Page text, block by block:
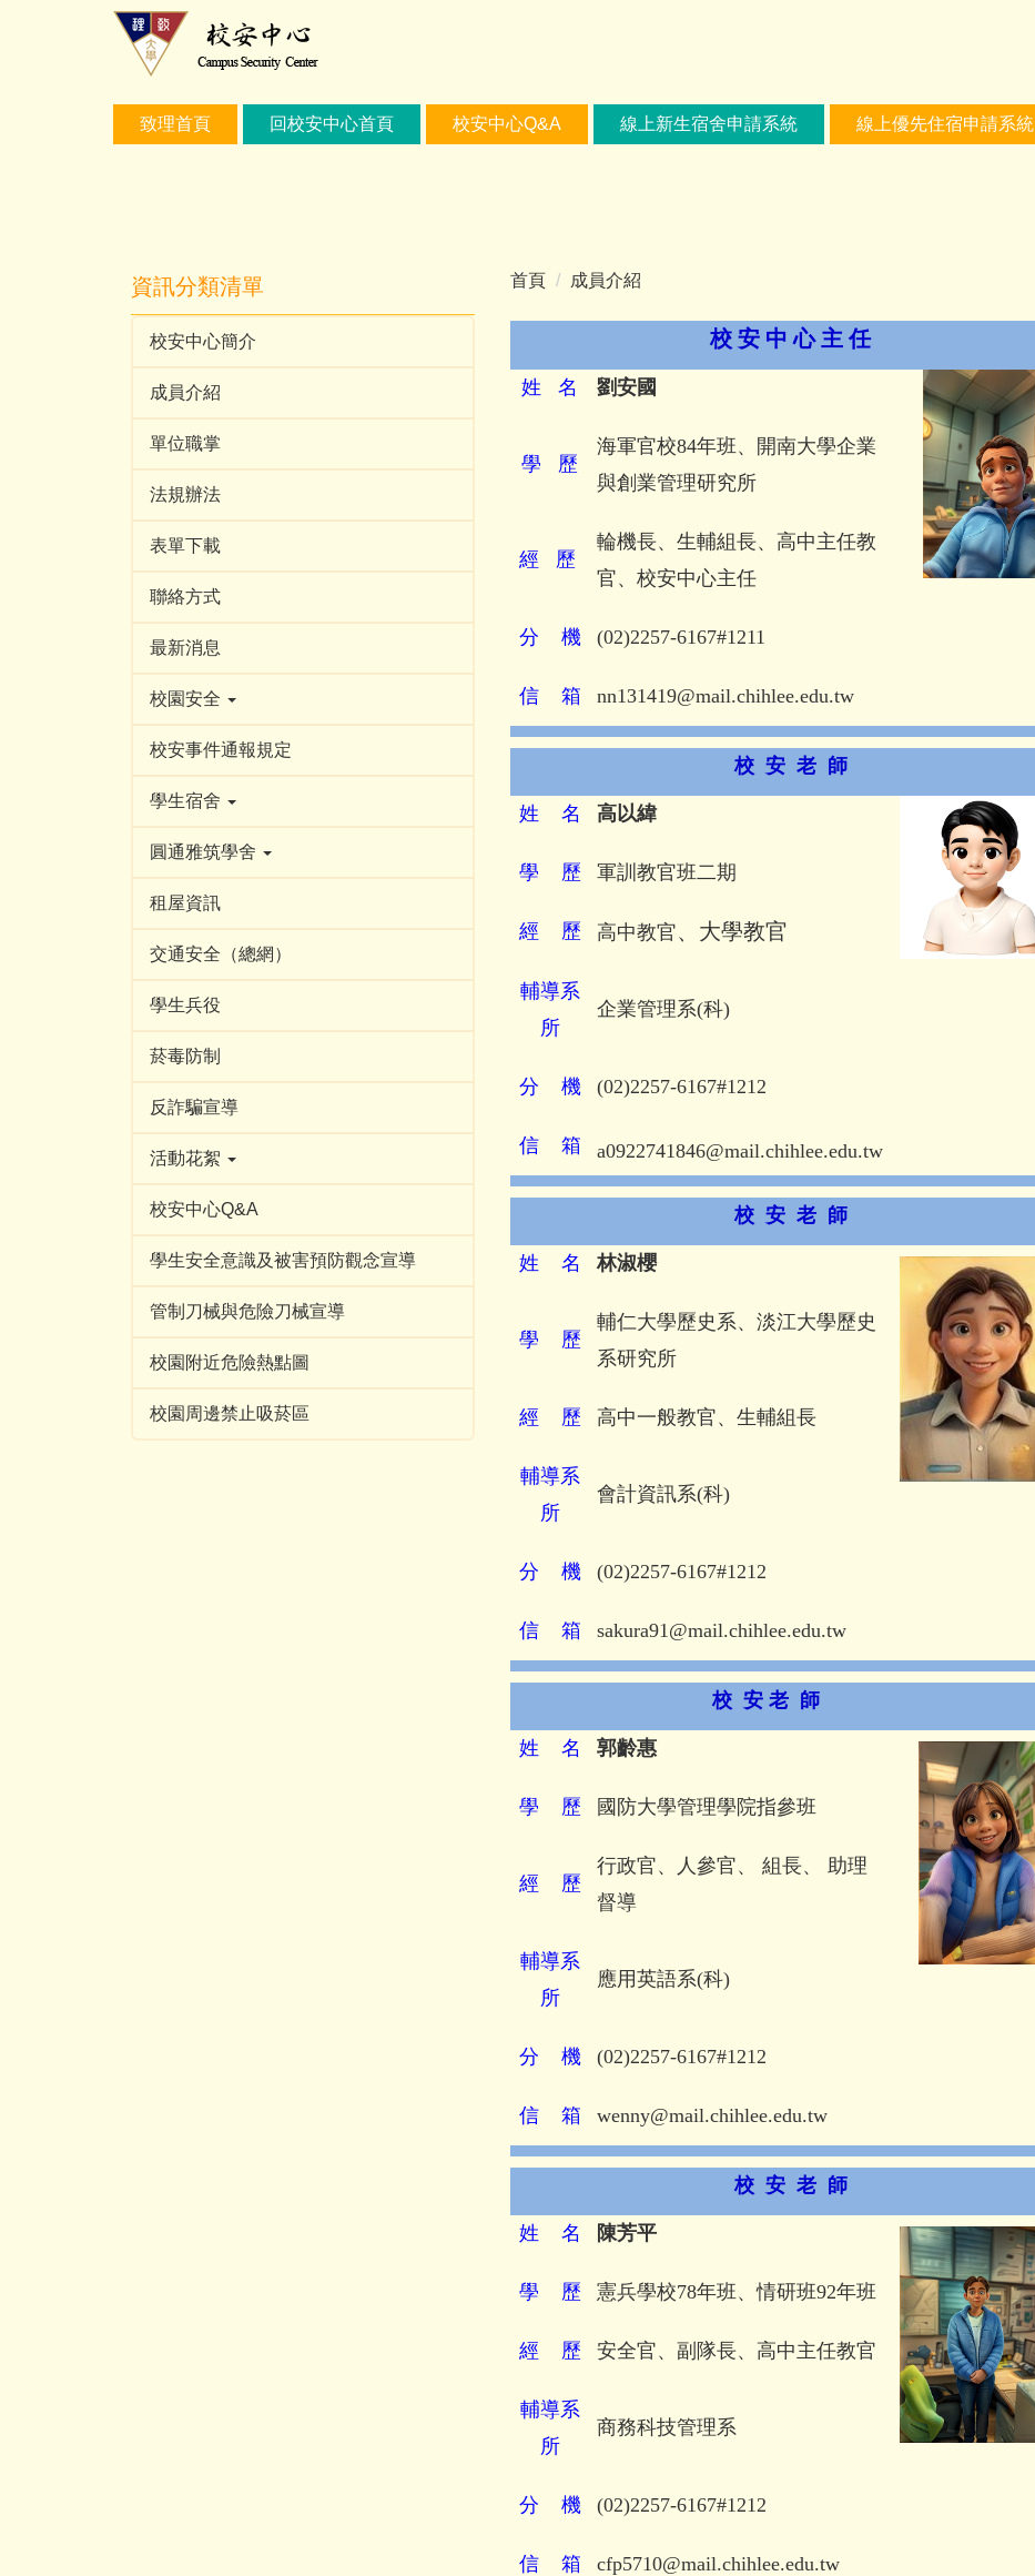
致理首頁 回校安中心首頁 校安中心Q&A 線上新生宿舍申請系統 線上優先住宿申請系統
資訊分類清單
校安中心簡介
成員介紹
單位職掌
法規辦法
表單下載
聯絡方式
最新消息
校園安全
校安事件通報規定
學生宿舍
圓通雅筑學舍
租屋資訊
交通安全（總網）
學生兵役
菸毒防制
反詐騙宣導
活動花絮
校安中心Q&A
學生安全意識及被害預防觀念宣導
管制刀械與危險刀械宣導
校園附近危險熱點圖
校園周邊禁止吸菸區
首頁 成員介紹
校 安 中 心 主 任
姓 名 劉安國
學 歷
海軍官校84年班、開南大學企業
與創業管理研究所
經 歷
輪機長、生輔組長、高中主任教
官、校安中心主任
分 機 (02)2257-6167#1211
信 箱 nn131419@mail.chihlee.edu.tw
校 安 老 師
姓 名 高以緯
學 歷 軍訓教官班二期
經 歷 高中教官、大學教官
輔導系
所
企業管理系(科)
分 機 (02)2257-6167#1212
信 箱 a0922741846@mail.chihlee.edu.tw
校 安 老 師
姓 名 林淑櫻
學 歷
輔仁大學歷史系、淡江大學歷史
系研究所
經 歷 高中一般教官、生輔組長
輔導系
所
會計資訊系(科)
分 機 (02)2257-6167#1212
信 箱 sakura91@mail.chihlee.edu.tw
校 安 老 師
姓 名 郭齡惠
學 歷 國防大學管理學院指參班
經 歷
行政官、人參官、 組長、 助理
督導
輔導系
所
應用英語系(科)
分 機 (02)2257-6167#1212
信 箱 wenny@mail.chihlee.edu.tw
校 安 老 師
姓 名 陳芳平
學 歷 憲兵學校78年班、情研班92年班
經 歷 安全官、副隊長、高中主任教官
輔導系
所
商務科技管理系
分 機 (02)2257-6167#1212
信 箱 cfp5710@mail.chihlee.edu.tw